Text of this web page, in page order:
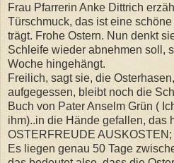
Frau Pfarrerin Anke Dittrich
Türschmuck, das ist eine
trägt. Frohe Ostern. Nun denkt
Schleife wieder abnehmen soll,
Woche hingehängt.
Freilich, sagt sie, die
aufgegessen, bleibt noch die
Buch von Pater Anselm Grün (
ihm)..in die Hände gefallen, das
OSTERFREUDE AUSKOSTEN;
Es liegen genau 50 Tage